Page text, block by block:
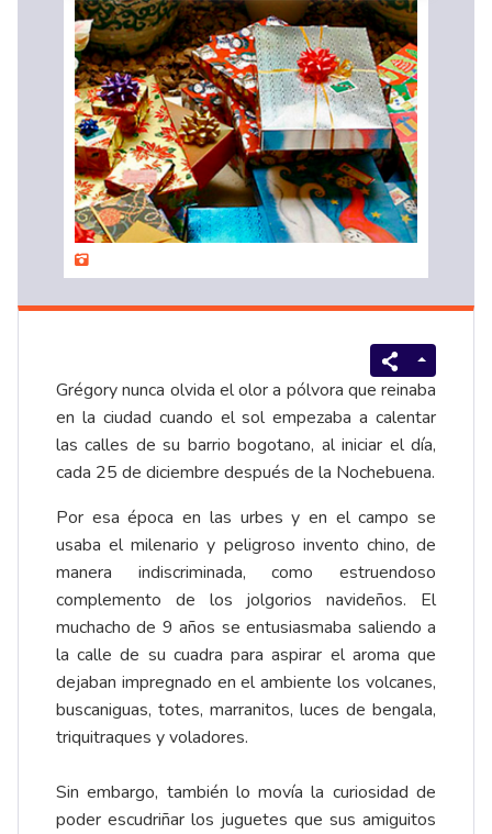
Grégory nunca olvida el olor a pólvora que reinaba
en la ciudad cuando el sol empezaba a calentar
las calles de su barrio bogotano, al iniciar el día,
cada 25 de diciembre después de la Nochebuena.
Por esa época en las urbes y en el campo se
usaba el milenario y peligroso invento chino, de
manera indiscriminada, como estruendoso
complemento de los jolgorios navideños. El
muchacho de 9 años se entusiasmaba saliendo a
la calle de su cuadra para aspirar el aroma que
dejaban impregnado en el ambiente los volcanes,
buscaniguas, totes, marranitos, luces de bengala,
triquitraques y voladores.
Sin embargo, también lo movía la curiosidad de
poder escudriñar los juguetes que sus amiguitos